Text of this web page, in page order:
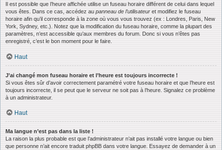
Il est possible que l’heure affichée utilise un fuseau horaire différent de celui dans lequel
vous êtes. Dans ce cas, accédez au panneau de l’utilisateur et modifiez le fuseau
horaire afin qu’il corresponde à la zone où vous vous trouvez (ex : Londres, Paris, New
York, Sydney, etc.). Notez que la modification du fuseau horaire, comme la plupart des
paramètres, n’est accessible qu’aux membres du forum. Donc si vous n’êtes pas
enregistré, c’est le bon moment pour le faire.
Haut
J’ai changé mon fuseau horaire et l’heure est toujours incorrecte !
Si vous êtes sûr d’avoir correctement paramétré votre fuseau horaire et que l’heure est
toujours incorrecte, il se peut que le serveur ne soit pas à l’heure. Signalez ce problème
à un administrateur.
Haut
Ma langue n’est pas dans la liste !
La raison la plus probable est que l’administrateur n’ait pas installé votre langue ou bien
que personne n’ait encore traduit phpBB dans votre langue. Essayez de demander à un